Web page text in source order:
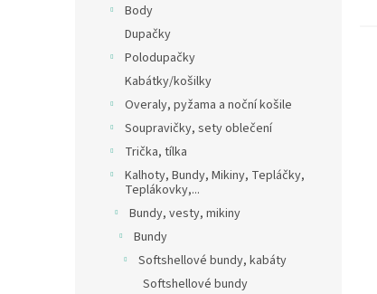
Body
Dupačky
Polodupačky
Kabátky/košilky
Overaly, pyžama a noční košile
Soupravičky, sety oblečení
Trička, tílka
Kalhoty, Bundy, Mikiny, Tepláčky,
Teplákovky,...
Bundy, vesty, mikiny
Bundy
Softshellové bundy, kabáty
Softshellové bundy